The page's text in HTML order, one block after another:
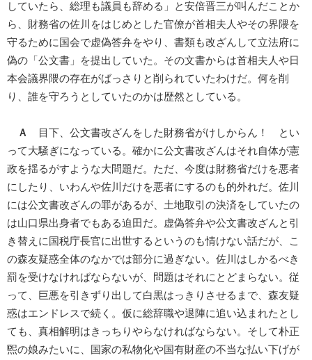
していたら、総理も議員も辞める」と安倍晋三が叫んだことか
ら、財務省の佐川をはじめとした官僚が首相夫人やその界隈を
守るために国会で虚偽答弁をやり、書類も改ざんして立法府に
偽の「公文書」を提出していた。その文書からは首相夫人や日
本会議界隈の存在がばっさりと削られていたわけだ。何を削
り、誰を守ろうとしていたのかは歴然としている。
Ａ
目下、公文書改ざんをした財務省がけしからん！ とい
って大騒ぎになっている。確かに公文書改ざんはそれ自体が憲
政を揺るがすような大問題だ。ただ、今度は財務省だけを悪者
にしたり、いわんや佐川だけを悪者にするのも的外れだ。佐川
には公文書改ざんの罪があるが、土地取引の決済をしていたの
は山口県出身者でもある迫田だ。虚偽答弁や公文書改ざんと引
き替えに国税庁長官に出世するというのも情けない話だが、こ
の森友疑惑全体のなかでは部分に過ぎない。佐川はしかるべき
罰を受けなければならないが、問題はそれにとどまらない。従
って、巨悪を引きずり出して白黒はっきりさせるまで、森友疑
惑はエンドレスで続く。仮に総辞職や退陣に追い込まれたとし
ても、真相解明はきっちりやらなければならない。そして朴正
煕の娘みたいに、国家の私物化や国有財産の不当な払い下げが